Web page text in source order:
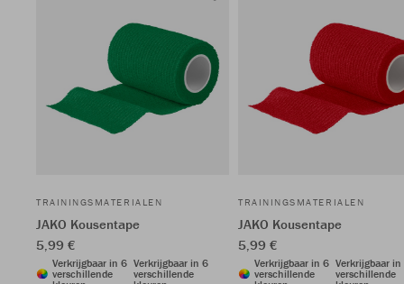
TRAININGSMATERIALEN
JAKO Kousentape
5,99 €
Verkrijgbaar in 6
verschillende
Verkrijgbaar in 6
verschillende
TRAININGSMATERIALEN
JAKO Kousentape
5,99 €
Verkrijgbaar in 6
verschillende
Verkrijgbaar in
verschillende